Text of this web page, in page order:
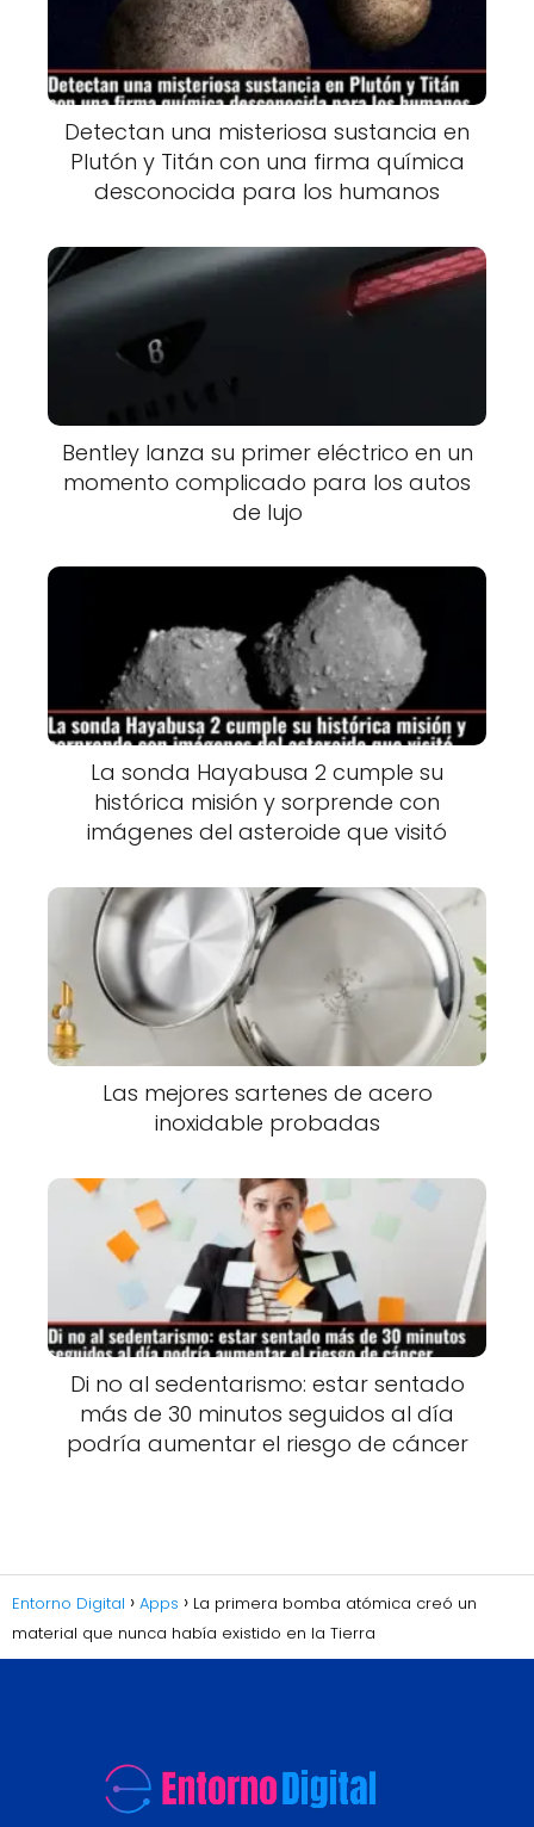
Detectan una misteriosa sustancia en
Plutón y Titán con una firma química
desconocida para los humanos
Bentley lanza su primer eléctrico en un
momento complicado para los autos
de lujo
La sonda Hayabusa 2 cumple su
histórica misión y sorprende con
imágenes del asteroide que visitó
Las mejores sartenes de acero
inoxidable probadas
Di no al sedentarismo: estar sentado
más de 30 minutos seguidos al día
podría aumentar el riesgo de cáncer
Entorno Digital Apps
La primera bomba atómica creó un
material que nunca había existido en la Tierra